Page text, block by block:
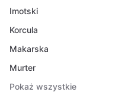
Imotski
Korcula
Makarska
Murter
Pokaż wszystkie